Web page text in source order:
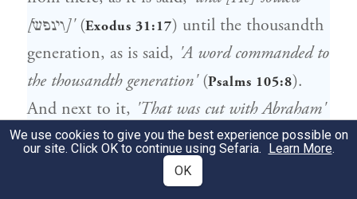
[וינפש]'(Exodus 31:17) until the thousandth
generation, as is said, 'A word commanded to
the thousandth generation'(Psalms 105:8).
And next to it, 'That was cut with Abraham'
(Psalms 105:9). What is'that was cut'? [God]
cut him a covenant between the ten fingers
of his hand and then toes of his foot.
We use cookies to give you the best experience possible on
our site. Click OK to continue using Sefaria. Learn More.
OK